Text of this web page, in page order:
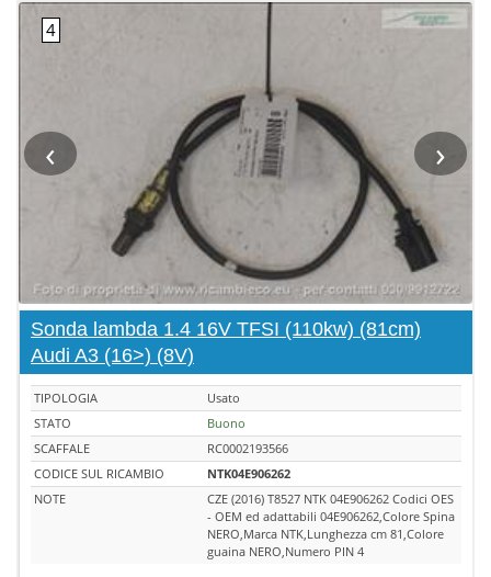
‹ ›
Sonda lambda 1.4 16V TFSI (110kw) (81cm)
Audi A3 (16>) (8V)
TIPOLOGIA
Usato
STATO
Buono
SCAFFALE
RC0002193566
CODICE SUL RICAMBIO
NTK04E906262
NOTE
CZE (2016) T8527 NTK 04E906262 Codici OES
- OEM ed adattabili 04E906262,Colore Spina
NERO,Marca NTK,Lunghezza cm 81,Colore
guaina NERO,Numero PIN 4